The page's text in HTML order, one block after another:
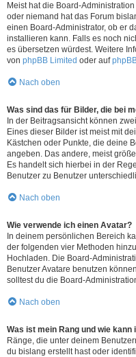
Meist hat die Board-
oder niemand hat das Forum
einen Board-Administrator, ob er
installieren kann. Falls es noch
es übersetzen würdest. Weitere
von phpBB Limited oder auf
Nach oben
Was sind das für Bilder, die bei
In der Beitragsansicht können
Eines dieser Bilder ist meist mit
Kästchen oder Punkte, die deine
angeben. Das andere, meist
Es handelt sich hierbei in der
Benutzer zu Benutzer
Nach oben
Wie verwende ich einen Avatar?
In deinem persönlichen Bereich
der folgenden vier Methoden
Hochladen. Die Board-
Benutzer Avatare benutzen
solltest du die Board-
Nach oben
Was ist mein Rang und wie kann
Ränge, die unter deinem
du bislang erstellt hast oder